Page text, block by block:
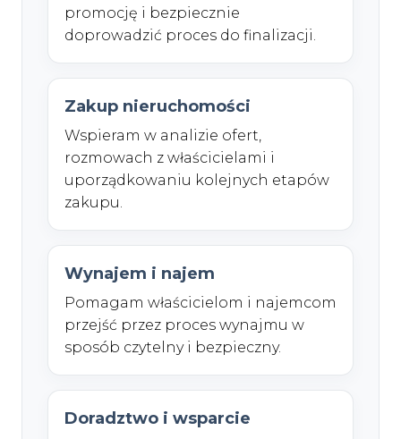
promocję i bezpiecznie
doprowadzić proces do finalizacji.
Zakup nieruchomości
Wspieram w analizie ofert,
rozmowach z właścicielami i
uporządkowaniu kolejnych etapów
zakupu.
Wynajem i najem
Pomagam właścicielom i najemcom
przejść przez proces wynajmu w
sposób czytelny i bezpieczny.
Doradztwo i wsparcie